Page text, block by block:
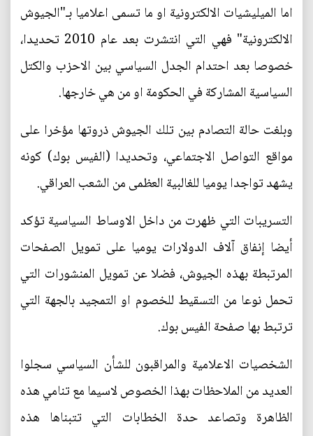
اما الميليشيات الالكترونية او ما تسمى اعلاميا بـ"الجيوش
الالكترونية" فهي التي انتشرت بعد عام 2010 تحديدا،
خصوصا بعد احتدام الجدل السياسي بين الاحزب والكتل
السياسية المشاركة في الحكومة او من هي خارجها.
وبلغت حالة التصادم بين تلك الجيوش ذروتها مؤخرا على
مواقع التواصل الاجتماعي، وتحديدا (الفيس بوك) كونه
يشهد تواجدا يوميا للغالبية العظمى من الشعب العراقي.
التسريبات التي ظهرت من داخل الاوساط السياسية تؤكد
أيضا إنفاق آلاف الدولارات يوميا على تمويل الصفحات
المرتبطة بهذه الجيوش، فضلا عن تمويل المنشورات التي
تحمل نوعا من التسقيط للخصوم او التمجيد بالجهة التي
ترتبط بها صفحة الفيس بوك.
الشخصيات الاعلامية والمراقبون للشأن السياسي سجلوا
العديد من الملاحظات بهذا الخصوص لاسيما مع تنامي هذه
الظاهرة وتصاعد حدة الخطابات التي تتبناها هذه